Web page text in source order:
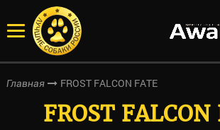
Главная FROST FALCON FATE
FROST FALCON